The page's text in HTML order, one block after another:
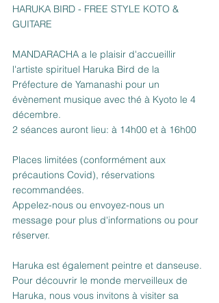
HARUKA BIRD - FREE STYLE KOTO &
GUITARE
MANDARACHA a le plaisir d'accueillir
l'artiste spirituel Haruka Bird de la
Préfecture de Yamanashi pour un
évènement musique avec thé à Kyoto le 4
décembre.
2 séances auront lieu: à 14h00 et à 16h00
Places limitées (conformément aux
précautions Covid), réservations
recommandées.
Appelez-nous ou envoyez-nous un
message pour plus d'informations ou pour
réserver.
Haruka est également peintre et danseuse.
Pour découvrir le monde merveilleux de
Haruka, nous vous invitons à visiter sa